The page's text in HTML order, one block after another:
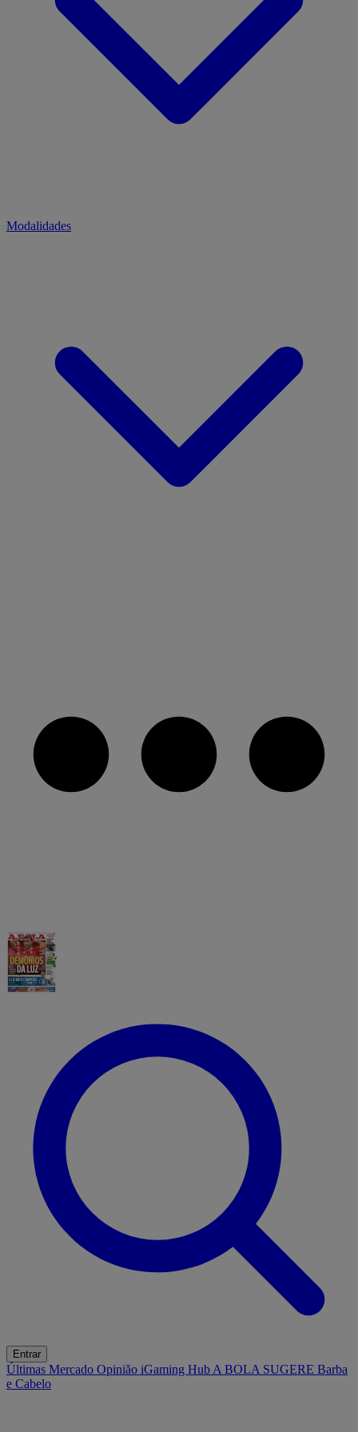
Modalidades
Entrar
Últimas Mercado Opinião iGaming Hub A BOLA SUGERE Barba
e Cabelo